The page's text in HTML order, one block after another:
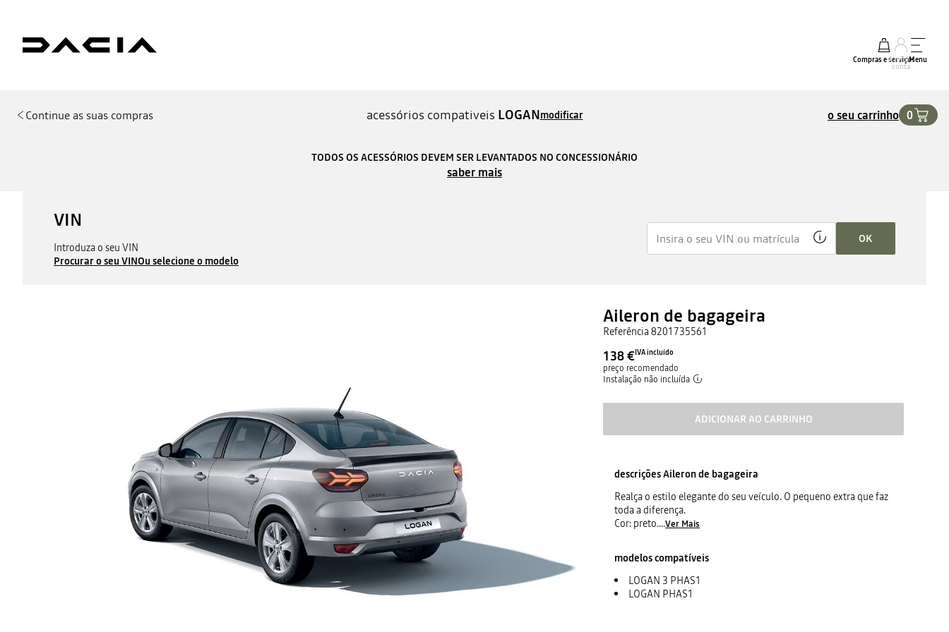
Compras e serviços
A minha
conta
Menu
Continue as suas compras acessórios compativeis LOGANmodificar o seu carrinho 0
TODOS OS ACESSÓRIOS DEVEM SER LEVANTADOS NO CONCESSIONÁRIO
saber mais
VIN
Introduza o seu VIN
Procurar o seu VINOu selecione o modelo
OK
Aileron de bagageira
Referência8201735561
138 €IVA incluído
preço recomendado
Instalação não incluída
ADICIONAR AO CARRINHO
descriçõesAileron de bagageira
Realça o estilo elegante do seu veículo. O pequeno extra que faz
toda a diferença.
Cor: preto....Ver Mais
modelos compatíveis
LOGAN 3 PHAS1
LOGAN PHAS1